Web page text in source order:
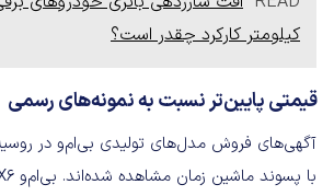
کیلومتر کارکرد چقدر است؟
قیمتی پایین‌تر نسبت به نمونه‌های رسمی
آگهی‌های فروش مدل‌های تولیدی بی‌ام‌و در